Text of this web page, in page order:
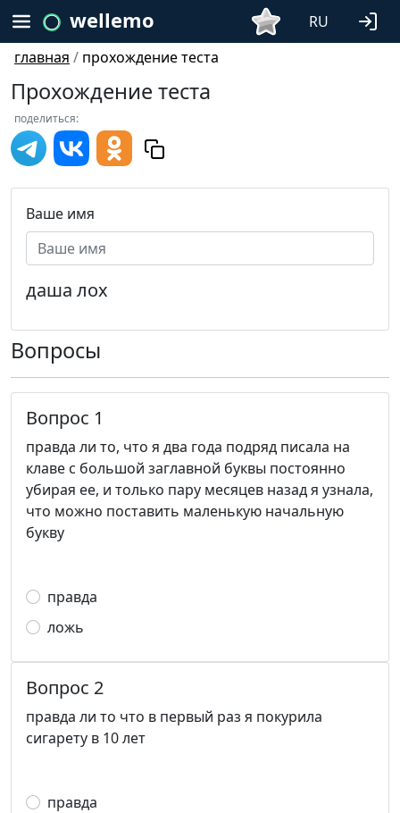
wellemo
RU
главная / прохождение теста
Прохождение теста
поделиться:
Ваше имя
даша лох
Вопросы
Вопрос 1
правда ли то, что я два года подряд писала на
клаве с большой заглавной буквы постоянно
убирая ее, и только пару месяцев назад я узнала,
что можно поставить маленькую начальную
букву
правда
ложь
Вопрос 2
правда ли то что в первый раз я покурила
сигарету в 10 лет
правда